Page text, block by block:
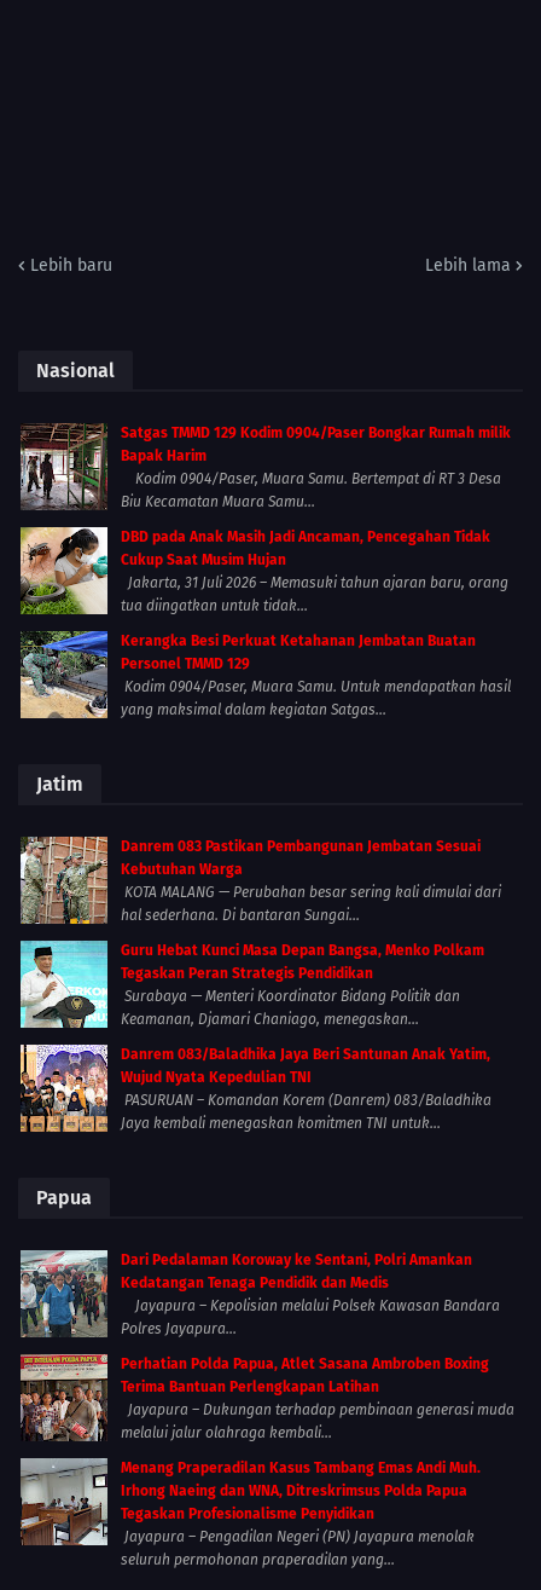
Lebih baru Lebih lama
Nasional
Satgas TMMD 129 Kodim 0904/Paser Bongkar Rumah milik
Bapak Harim
Kodim 0904/Paser, Muara Samu. Bertempat di RT 3 Desa
Biu Kecamatan Muara Samu...
DBD pada Anak Masih Jadi Ancaman, Pencegahan Tidak
Cukup Saat Musim Hujan
Jakarta, 31 Juli 2026 – Memasuki tahun ajaran baru, orang
tua diingatkan untuk tidak...
Kerangka Besi Perkuat Ketahanan Jembatan Buatan
Personel TMMD 129
Kodim 0904/Paser, Muara Samu. Untuk mendapatkan hasil
yang maksimal dalam kegiatan Satgas...
Jatim
Danrem 083 Pastikan Pembangunan Jembatan Sesuai
Kebutuhan Warga
KOTA MALANG — Perubahan besar sering kali dimulai dari
hal sederhana. Di bantaran Sungai...
Guru Hebat Kunci Masa Depan Bangsa, Menko Polkam
Tegaskan Peran Strategis Pendidikan
Surabaya — Menteri Koordinator Bidang Politik dan
Keamanan, Djamari Chaniago, menegaskan...
Danrem 083/Baladhika Jaya Beri Santunan Anak Yatim,
Wujud Nyata Kepedulian TNI
PASURUAN – Komandan Korem (Danrem) 083/Baladhika
Jaya kembali menegaskan komitmen TNI untuk...
Papua
Dari Pedalaman Koroway ke Sentani, Polri Amankan
Kedatangan Tenaga Pendidik dan Medis
Jayapura – Kepolisian melalui Polsek Kawasan Bandara
Polres Jayapura...
Perhatian Polda Papua, Atlet Sasana Ambroben Boxing
Terima Bantuan Perlengkapan Latihan
Jayapura – Dukungan terhadap pembinaan generasi muda
melalui jalur olahraga kembali...
Menang Praperadilan Kasus Tambang Emas Andi Muh.
Irhong Naeing dan WNA, Ditreskrimsus Polda Papua
Tegaskan Profesionalisme Penyidikan
Jayapura – Pengadilan Negeri (PN) Jayapura menolak
seluruh permohonan praperadilan yang...